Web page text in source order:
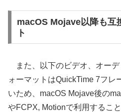
macOS Mojave以降も互
ト
また、以下のビデオ、オーデ
ォーマットはQuickTime 7フレ
いため、macOS Mojave後の
やFCPX, Motionで利用するこ